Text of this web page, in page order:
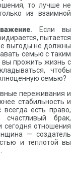
то лучше не
из взаимной
Если вы
пытается
выгоды не должны
семью с таким
вы прожить жизнь с
чтобы
семью?
переживания и
стабильность и
есть право,
брак,
отношения
— создатель
и теплотой вы